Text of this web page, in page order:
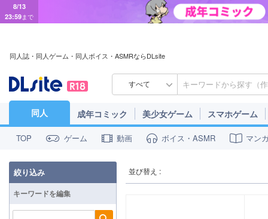
8/13
23:59まで
同人誌・同人ゲーム・同人ボイス・ASMRならDLsite
すべて
同人 成年コミック 美少女ゲーム スマホゲーム
TOP ゲーム 動画 ボイス・ASMR マン
並び替え :
絞り込み
キーワードを編集